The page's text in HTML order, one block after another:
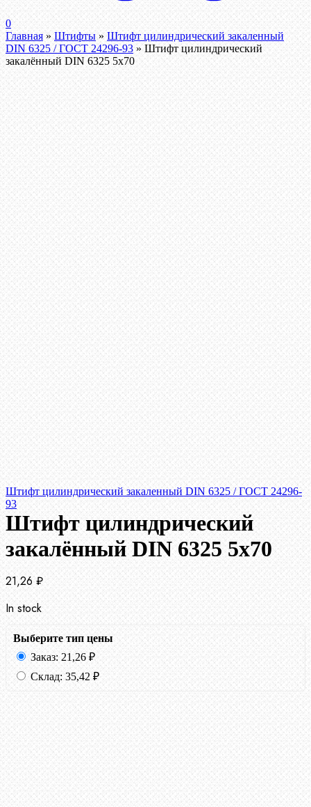
0
Главная » Штифты » Штифт цилиндрический закаленный
DIN 6325 / ГОСТ 24296-93 » Штифт цилиндрический
закалённый DIN 6325 5х70
Штифт цилиндрический закаленный DIN 6325 / ГОСТ 24296-
93
Штифт цилиндрический
закалённый DIN 6325 5х70
21,26 ₽
In stock
Выберите тип цены
Заказ: 21,26 ₽
Склад: 35,42 ₽